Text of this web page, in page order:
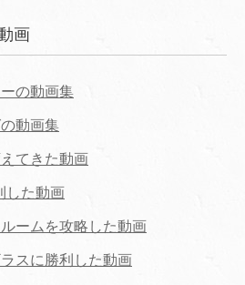
画
の動画集
動画集
てきた動画
した動画
ームを攻略した動画
スに勝利した動画